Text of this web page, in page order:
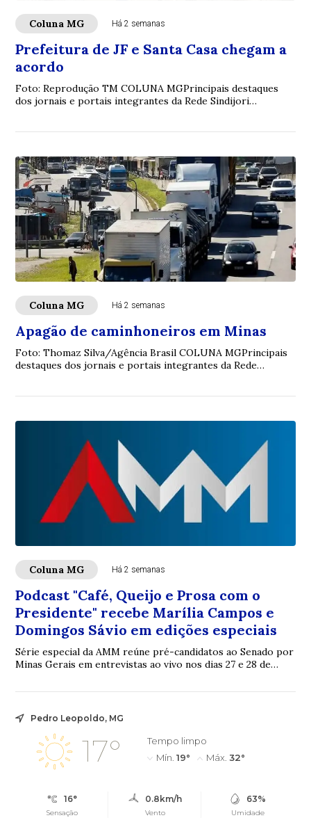
Coluna MG Há 2 semanas
Prefeitura de JF e Santa Casa chegam a
acordo
Foto: Reprodução TM COLUNA MGPrincipais destaques
dos jornais e portais integrantes da Rede Sindijori
Coluna MG Há 2 semanas
Apagão de caminhoneiros em Minas
Foto: Thomaz Silva/Agência Brasil COLUNA MGPrincipais
destaques dos jornais e portais integrantes da Rede
Coluna MG Há 2 semanas
Podcast "Café, Queijo e Prosa com o
Presidente" recebe Marília Campos e
Domingos Sávio em edições especiais
Série especial da AMM reúne pré-candidatos ao Senado por
Minas Gerais em entrevistas ao vivo nos dias 27 e 28 de
Pedro Leopoldo, MG
17°
Tempo limpo
Mín. 19° Máx. 32°
16°
Sensação
0.8km/h
Vento
63%
Umidade